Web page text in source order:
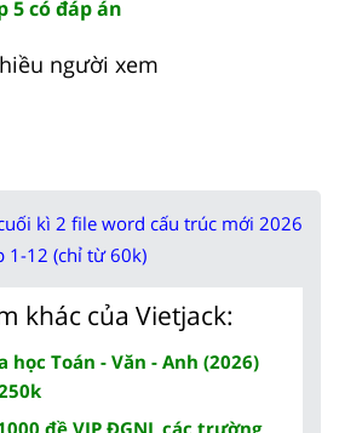
5 có đáp án
người xem
kì 2 file word cấu trúc mới 2026
1-12 (chỉ từ 60k)
khác của Vietjack:
học Toán - Văn - Anh (2026)
đề VIP ĐGNL các trường